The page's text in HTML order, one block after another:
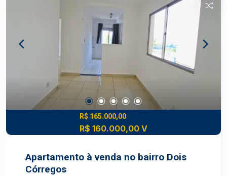
agendar visita, entre em contato.
R$ 165.000,00
R$ 160.000,00 V
Apartamento à venda no bairro Dois
Córregos